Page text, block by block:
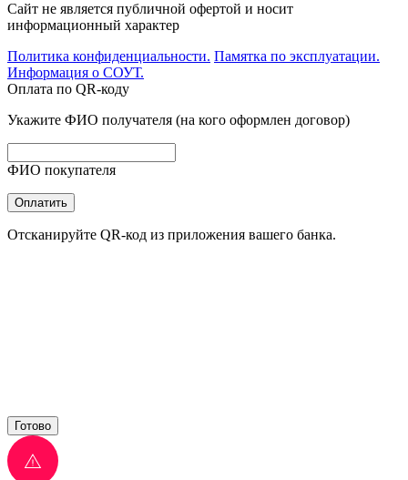
Сайт не является публичной офертой и носит
информационный характер
Политика конфиденциальности. Памятка по эксплуатации.
Информация о СОУТ.
Оплата по QR-коду
Укажите ФИО получателя (на кого оформлен договор)
ФИО покупателя
Оплатить
Отсканируйте QR-код из приложения вашего банка.
Готово